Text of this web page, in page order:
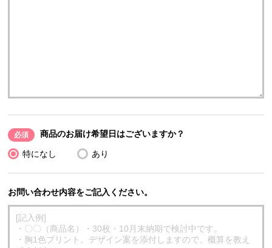
必須 商品のお届け希望日はございますか？
特になし あり
お問い合わせ内容をご記入ください。